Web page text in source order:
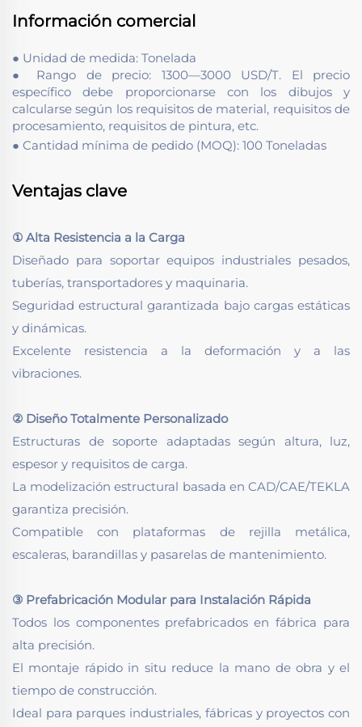
Información comercial
● Unidad de medida: Tonelada
● Rango de precio: 1300—3000 USD/T. El precio
específico debe proporcionarse con los dibujos y
calcularse según los requisitos de material, requisitos de
procesamiento, requisitos de pintura, etc.
● Cantidad mínima de pedido (MOQ): 100 Toneladas
Ventajas clave
① Alta Resistencia a la Carga
Diseñado para soportar equipos industriales pesados,
tuberías, transportadores y maquinaria.
Seguridad estructural garantizada bajo cargas estáticas
y dinámicas.
Excelente resistencia a la deformación y a las
vibraciones.
② Diseño Totalmente Personalizado
Estructuras de soporte adaptadas según altura, luz,
espesor y requisitos de carga.
La modelización estructural basada en CAD/CAE/TEKLA
garantiza precisión.
Compatible con plataformas de rejilla metálica,
escaleras, barandillas y pasarelas de mantenimiento.
③ Prefabricación Modular para Instalación Rápida
Todos los componentes prefabricados en fábrica para
alta precisión.
El montaje rápido in situ reduce la mano de obra y el
tiempo de construcción.
Ideal para parques industriales, fábricas y proyectos con